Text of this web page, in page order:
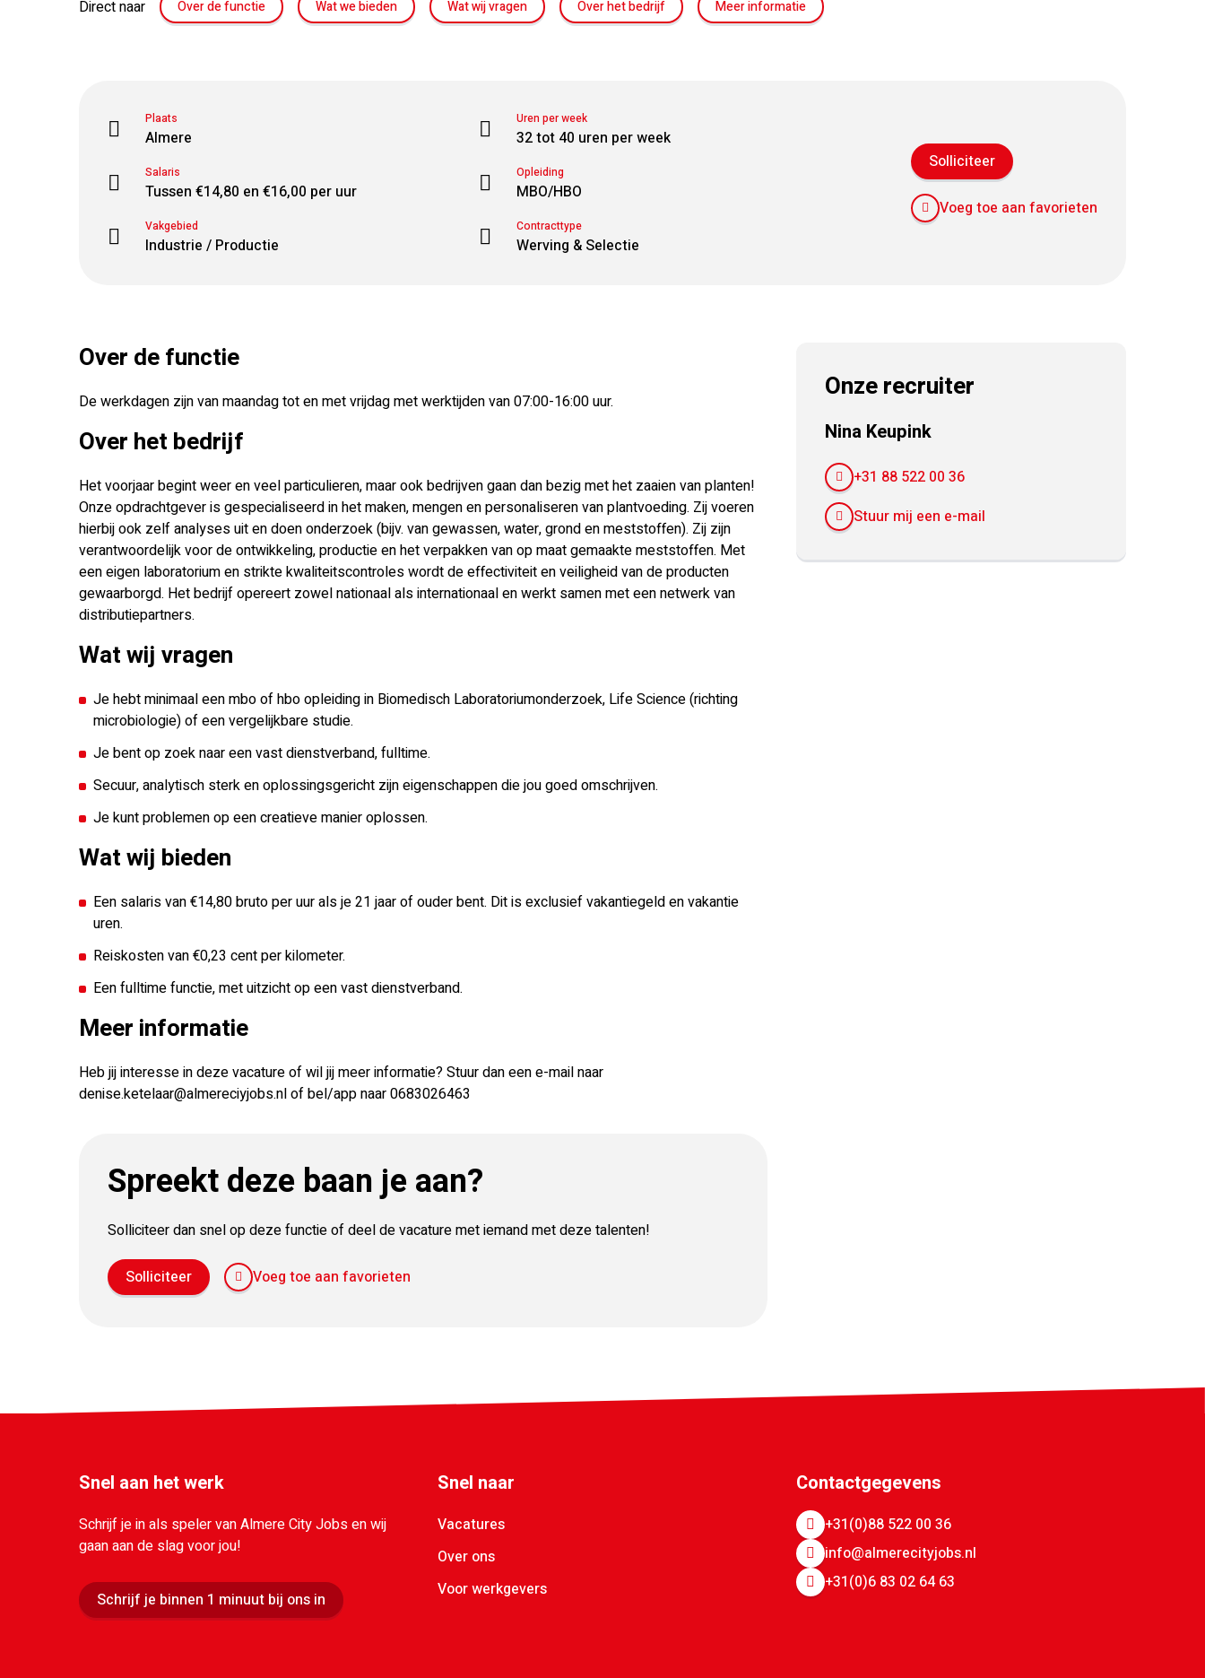
Direct naar Over de functie Wat we bieden Wat wij vragen Over het bedrijf Meer informatie
Plaats
Almere
Uren per week
32 tot 40 uren per week
Salaris
Tussen €14,80 en €16,00 per uur
Opleiding
MBO/HBO
Vakgebied
Industrie / Productie
Contracttype
Werving & Selectie
Solliciteer
Voeg toe aan favorieten
Over de functie
De werkdagen zijn van maandag tot en met vrijdag met werktijden van 07:00-16:00 uur.
Over het bedrijf
Het voorjaar begint weer en veel particulieren, maar ook bedrijven gaan dan bezig met het zaaien van planten!
Onze opdrachtgever is gespecialiseerd in het maken, mengen en personaliseren van plantvoeding. Zij voeren
hierbij ook zelf analyses uit en doen onderzoek (bijv. van gewassen, water, grond en meststoffen). Zij zijn
verantwoordelijk voor de ontwikkeling, productie en het verpakken van op maat gemaakte meststoffen. Met
een eigen laboratorium en strikte kwaliteitscontroles wordt de effectiviteit en veiligheid van de producten
gewaarborgd. Het bedrijf opereert zowel nationaal als internationaal en werkt samen met een netwerk van
distributiepartners.
Wat wij vragen
Je hebt minimaal een mbo of hbo opleiding in Biomedisch Laboratoriumonderzoek, Life Science (richting
microbiologie) of een vergelijkbare studie.
Je bent op zoek naar een vast dienstverband, fulltime.
Secuur, analytisch sterk en oplossingsgericht zijn eigenschappen die jou goed omschrijven.
Je kunt problemen op een creatieve manier oplossen.
Wat wij bieden
Een salaris van €14,80 bruto per uur als je 21 jaar of ouder bent. Dit is exclusief vakantiegeld en vakantie
uren.
Reiskosten van €0,23 cent per kilometer.
Een fulltime functie, met uitzicht op een vast dienstverband.
Meer informatie
Heb jij interesse in deze vacature of wil jij meer informatie? Stuur dan een e-mail naar
denise.ketelaar@almereciyjobs.nl of bel/app naar 0683026463
Spreekt deze baan je aan?
Solliciteer dan snel op deze functie of deel de vacature met iemand met deze talenten!
Solliciteer Voeg toe aan favorieten
Onze recruiter
Nina Keupink
+31 88 522 00 36
Stuur mij een e-mail
Snel aan het werk
Schrijf je in als speler van Almere City Jobs en wij
gaan aan de slag voor jou!
Schrijf je binnen 1 minuut bij ons in
Snel naar
Vacatures
Over ons
Voor werkgevers
Contactgegevens
+31(0)88 522 00 36
info@almerecityjobs.nl
+31(0)6 83 02 64 63